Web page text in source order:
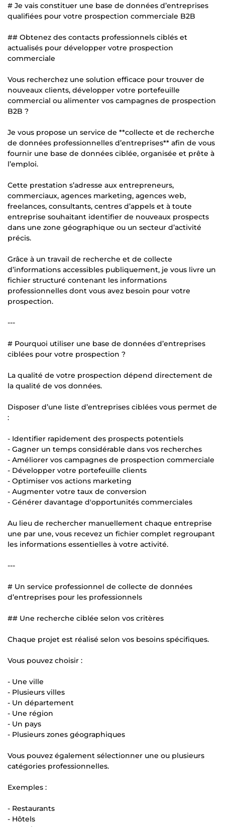
# Je vais constituer une base de données d’entreprises
qualifiées pour votre prospection commerciale B2B
## Obtenez des contacts professionnels ciblés et
actualisés pour développer votre prospection
commerciale
Vous recherchez une solution efficace pour trouver de
nouveaux clients, développer votre portefeuille
commercial ou alimenter vos campagnes de prospection
B2B ?
Je vous propose un service de **collecte et de recherche
de données professionnelles d’entreprises** afin de vous
fournir une base de données ciblée, organisée et prête à
l’emploi.
Cette prestation s’adresse aux entrepreneurs,
commerciaux, agences marketing, agences web,
freelances, consultants, centres d’appels et à toute
entreprise souhaitant identifier de nouveaux prospects
dans une zone géographique ou un secteur d’activité
précis.
Grâce à un travail de recherche et de collecte
d’informations accessibles publiquement, je vous livre un
fichier structuré contenant les informations
professionnelles dont vous avez besoin pour votre
prospection.
---
# Pourquoi utiliser une base de données d’entreprises
ciblées pour votre prospection ?
La qualité de votre prospection dépend directement de
la qualité de vos données.
Disposer d’une liste d’entreprises ciblées vous permet de
:
- Identifier rapidement des prospects potentiels
- Gagner un temps considérable dans vos recherches
- Améliorer vos campagnes de prospection commerciale
- Développer votre portefeuille clients
- Optimiser vos actions marketing
- Augmenter votre taux de conversion
- Générer davantage d'opportunités commerciales
Au lieu de rechercher manuellement chaque entreprise
une par une, vous recevez un fichier complet regroupant
les informations essentielles à votre activité.
---
# Un service professionnel de collecte de données
d’entreprises pour les professionnels
## Une recherche ciblée selon vos critères
Chaque projet est réalisé selon vos besoins spécifiques.
Vous pouvez choisir :
- Une ville
- Plusieurs villes
- Un département
- Une région
- Un pays
- Plusieurs zones géographiques
Vous pouvez également sélectionner une ou plusieurs
catégories professionnelles.
Exemples :
- Restaurants
- Hôtels